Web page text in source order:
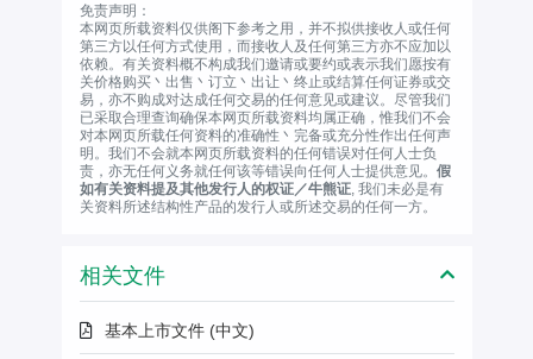
免责声明：
本网页所载资料仅供阁下参考之用，并不拟供接收人或任何
第三方以任何方式使用，而接收人及任何第三方亦不应加以
依赖。有关资料概不构成我们邀请或要约或表示我们愿按有
关价格购买丶出售丶订立丶出让丶终止或结算任何证券或交
易，亦不购成对达成任何交易的任何意见或建议。尽管我们
已采取合理查询确保本网页所载资料均属正确，惟我们不会
对本网页所载任何资料的准确性丶完备或充分性作出任何声
明。我们不会就本网页所载资料的任何错误对任何人士负
责，亦无任何义务就任何该等错误向任何人士提供意见。 假
如有关资料提及其他发行人的权证／牛熊证, 我们未必是有
关资料所述结构性产品的发行人或所述交易的任何一方。
相关文件
基本上市文件 (中文)